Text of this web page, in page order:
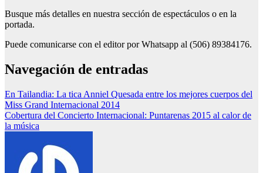
Busque más detalles en nuestra sección de espectáculos o en la
portada.
Puede comunicarse con el editor por Whatsapp al (506) 89384176.
Navegación de entradas
En Tailandia: La tica Anniel Quesada entre los mejores cuerpos del
Miss Grand Internacional 2014
Cobertura del Concierto Internacional: Puntarenas 2015 al calor de
la música